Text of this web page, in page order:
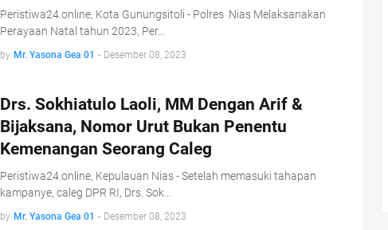
Peristiwa24.online, Kota Gunungsitoli - Polres Nias Melaksanakan
Perayaan Natal tahun 2023, Per…
by Mr. Yasona Gea 01 - Desember 08, 2023
Drs. Sokhiatulo Laoli, MM Dengan Arif &
Bijaksana, Nomor Urut Bukan Penentu
Kemenangan Seorang Caleg
Peristiwa24.online, Kepulauan Nias - Setelah memasuki tahapan
kampanye, caleg DPR RI, Drs. Sok…
by Mr. Yasona Gea 01 - Desember 08, 2023